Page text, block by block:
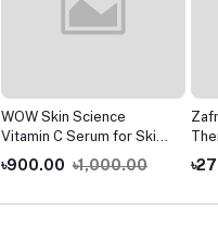
WOW Skin Science
Vitamin C Serum for Skin
whitenening – Brightening
and Hyperpigmentation.
৳900.00 ৳1,000.00